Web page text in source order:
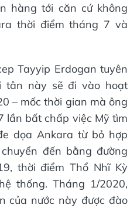
hàng tới căn cứ không
thời điểm tháng 7 và
Tayyip Erdogan tuyên
tân này sẽ đi vào hoạt
– mốc thời gian mà ông
lần bất chấp việc Mỹ tìm
dọa Ankara từ bỏ hợp
đến bằng đường
thời điểm Thổ Nhĩ Kỳ
thống. Tháng 1/2020,
của nước này được đào